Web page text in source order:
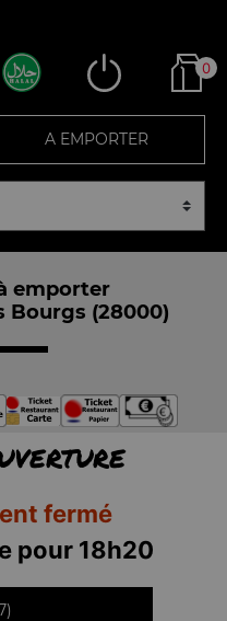
0
A EMPORTER
emporter
Bourgs (28000)
fermé
pour 18h20